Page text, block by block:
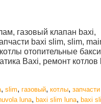
газовый клапан baxi,
baxi slim, slim,
отопительные
Baxi, ремонт котлов
, slim, газовый, котлы,
luna, baxi slim luna, baxi